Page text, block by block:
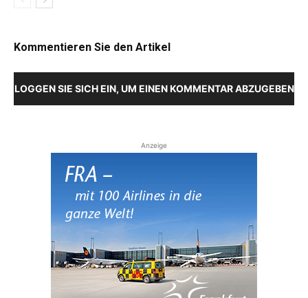
Kommentieren Sie den Artikel
LOGGEN SIE SICH EIN, UM EINEN KOMMENTAR ABZUGEBEN
Anzeige